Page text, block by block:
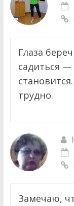
Глаза
садиться
трудно.
Замечаю,